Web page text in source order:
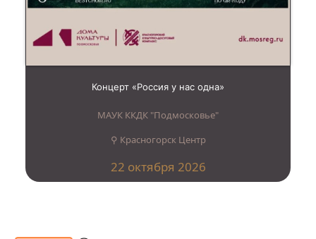
Концерт «Россия у нас одна»
МАУК ККДК "Подмосковье"
⚲ Красногорск Центр
22 октября 2026